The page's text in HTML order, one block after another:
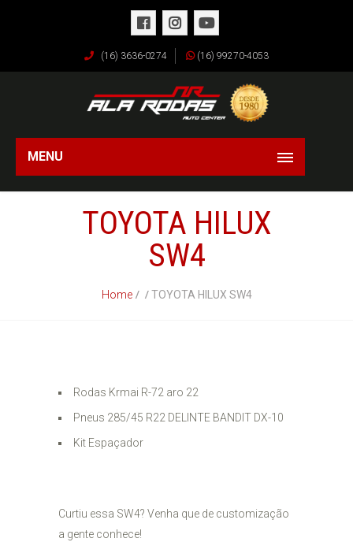
(16) 3636-0274 (16) 99270-4053
MENU
TOYOTA HILUX
SW4
Home TOYOTA HILUX SW4
Rodas Krmai R-72 aro 22
Pneus 285/45 R22 DELINTE BANDIT DX-10
Kit Espaçador
Curtiu essa SW4? Venha que de customização
a gente conhece!